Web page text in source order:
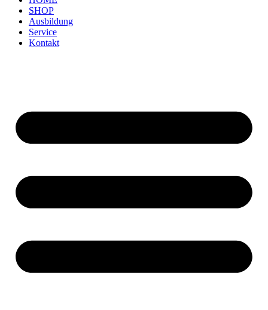
SHOP
Ausbildung
Service
Kontakt